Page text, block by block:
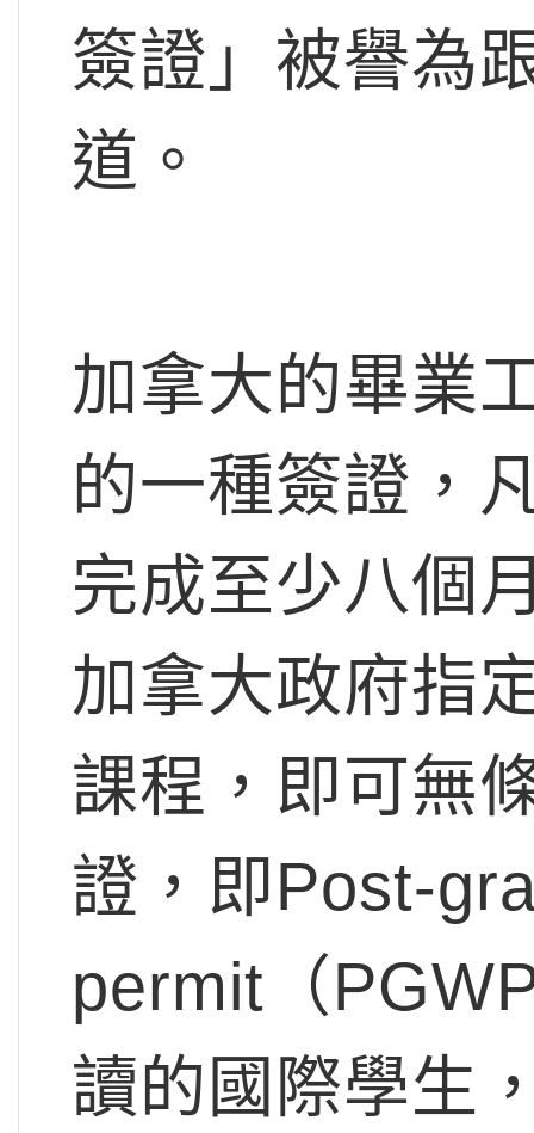
簽證」被譽為
道。
加拿大的畢業
的一種簽證，
完成至少八個
加拿大政府指
課程，即可無
證，即Post-
permit（
讀的國際學生